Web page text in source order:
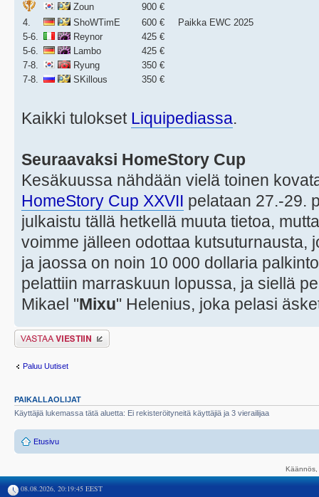
Zoun
900 €
4.
ShoWTimE 600 €
Paikka EWC 2025
5-6.
Reynor
425 €
5-6.
Lambo
425 €
7-8.
Ryung
350 €
7-8.
SKillous 350 €
Kaikki tulokset Liquipediassa.
Seuraavaksi HomeStory Cup
Kesäkuussa nähdään vielä toinen
HomeStory Cup XXVII pelataan 27.-29.
julkaistu tällä hetkellä muuta tietoa,
voimme jälleen odottaa kutsuturnausta,
ja jaossa on noin 10 000 dollaria
pelattiin marraskuun lopussa, ja siellä
Mikael "Mixu" Helenius, joka pelasi
Lähetä vastaus
Paluu Uutiset
PAIKALLAOLIJAT
Käyttäjiä lukemassa tätä aluetta: Ei rekisteröityneitä käyttäjiä ja 3 vierailijaa
Etusivu
08.08.2026, 20:19:45 EEST